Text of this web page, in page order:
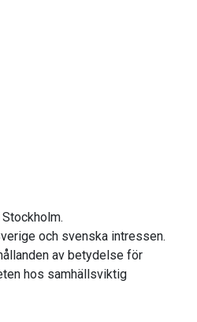
och svenska intressen.
av betydelse för
hos samhällsviktig